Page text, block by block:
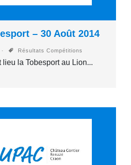
– 30 Août 2014
Résultats Compétitions
la Tobesport au Lion...